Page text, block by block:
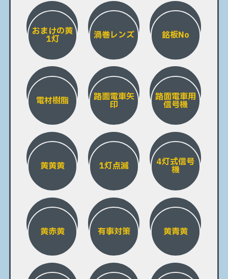
おまけの黄
1灯 渦巻レンズ 銘板No
電材樹脂 路面電車矢
印
路面電車用
信号機
黄黄黄 1灯点滅 4灯式信号
機
黄赤黄 有事対策 黄青黄